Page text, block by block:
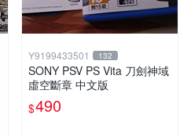
Y9199433501 132
SONY PSV PS Vita 刀劍神域
虛空斷章 中文版
$490